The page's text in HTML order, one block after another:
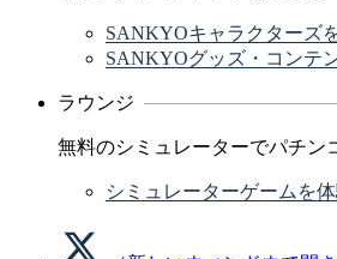
SANKYOキャラクターズ
SANKYOグッズ・コンテ
ラウンジ
無料のシミュレーターでパチン
シミュレーターゲームを